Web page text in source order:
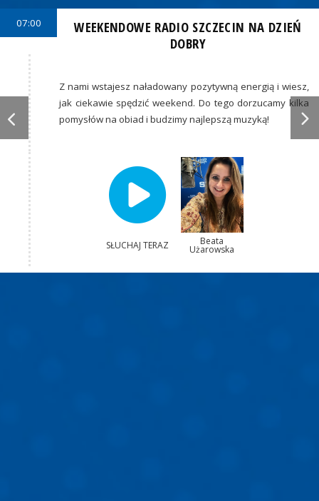
07:00
WEEKENDOWE RADIO SZCZECIN NA DZIEŃ
DOBRY
Z nami wstajesz naładowany pozytywną energią i wiesz,
jak ciekawie spędzić weekend. Do tego dorzucamy kilka
pomysłów na obiad i budzimy najlepszą muzyką!
SŁUCHAJ TERAZ Beata
Użarowska